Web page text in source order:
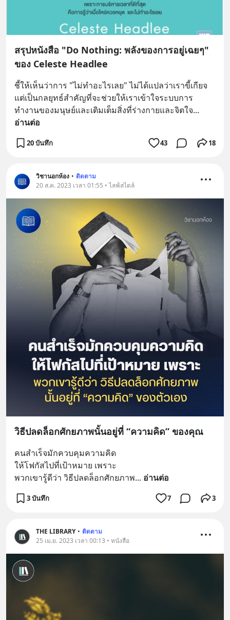
สรุปหนังสือ "Do Nothing: พลังของการอยู่เฉยๆ"
ของ Celeste Headlee
ชี้ให้เห็นว่าการ "ไม่ทำอะไรเลย" ไม่ได้แปลว่าเราขี้เกียจ
แต่เป็นกลยุทธ์สำคัญที่จะช่วยให้เราเข้าใจระบบการ
ทำงานของมนุษย์และเติมเต็มสิ่งที่ร่างกายและจิตใจ
อ่านต่อ
20 บันทึก 43 18
วิชานอกห้อง • ติดตาม
20 ส.ค. 2023 เวลา 01:55 • ไลฟ์สไตล์
วิธีปลดล็อกศักยภาพนั้นอยู่ที่ “ความคิด” ของคุณ
คนสำเร็จมักควบคุมความคิด
ให้โฟกัสไปที่เป้าหมาย เพราะ
พวกเขารู้ดีว่า วิธีปลดล็อกศักยภาพ... อ่านต่อ
3 บันทึก 7 3
THE LIBRARY • ติดตาม
25 เม.ย. 2023 เวลา 00:13 • หนังสือ